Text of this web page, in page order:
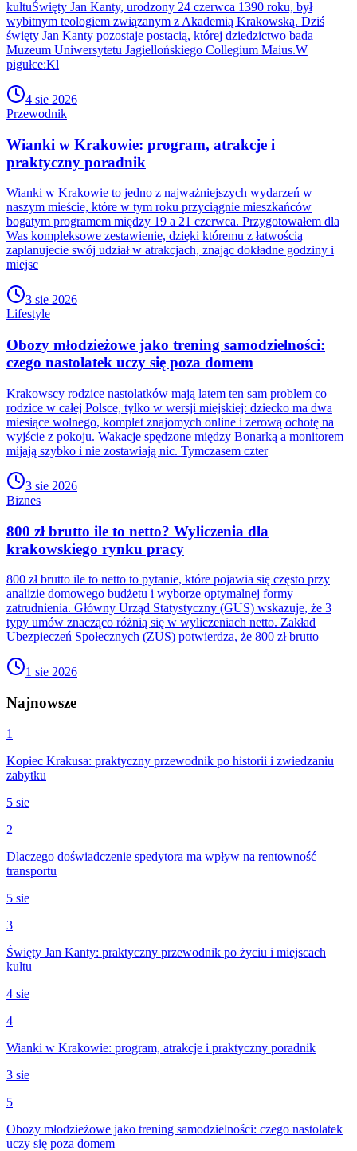
kultuŚwięty Jan Kanty, urodzony 24 czerwca 1390 roku, był
wybitnym teologiem związanym z Akademią Krakowską. Dziś
święty Jan Kanty pozostaje postacią, której dziedzictwo bada
Muzeum Uniwersytetu Jagiellońskiego Collegium Maius.W
pigułce:Kl
4 sie 2026
Przewodnik
Wianki w Krakowie: program, atrakcje i
praktyczny poradnik
Wianki w Krakowie to jedno z najważniejszych wydarzeń w
naszym mieście, które w tym roku przyciągnie mieszkańców
bogatym programem między 19 a 21 czerwca. Przygotowałem dla
Was kompleksowe zestawienie, dzięki któremu z łatwością
zaplanujecie swój udział w atrakcjach, znając dokładne godziny i
miejsc
3 sie 2026
Lifestyle
Obozy młodzieżowe jako trening samodzielności:
czego nastolatek uczy się poza domem
Krakowscy rodzice nastolatków mają latem ten sam problem co
rodzice w całej Polsce, tylko w wersji miejskiej: dziecko ma dwa
miesiące wolnego, komplet znajomych online i zerową ochotę na
wyjście z pokoju. Wakacje spędzone między Bonarką a monitorem
mijają szybko i nie zostawiają nic. Tymczasem czter
3 sie 2026
Biznes
800 zł brutto ile to netto? Wyliczenia dla
krakowskiego rynku pracy
800 zł brutto ile to netto to pytanie, które pojawia się często przy
analizie domowego budżetu i wyborze optymalnej formy
zatrudnienia. Główny Urząd Statystyczny (GUS) wskazuje, że 3
typy umów znacząco różnią się w wyliczeniach netto. Zakład
Ubezpieczeń Społecznych (ZUS) potwierdza, że 800 zł brutto
1 sie 2026
Najnowsze
1
Kopiec Krakusa: praktyczny przewodnik po historii i zwiedzaniu
zabytku
5 sie
2
Dlaczego doświadczenie spedytora ma wpływ na rentowność
transportu
5 sie
3
Święty Jan Kanty: praktyczny przewodnik po życiu i miejscach
kultu
4 sie
4
Wianki w Krakowie: program, atrakcje i praktyczny poradnik
3 sie
5
Obozy młodzieżowe jako trening samodzielności: czego nastolatek
uczy się poza domem